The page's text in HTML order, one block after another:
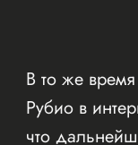
В то же
Рубио в
что